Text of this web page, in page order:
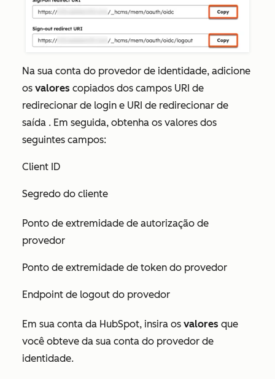
Na sua conta do provedor de identidade, adicione
os valores copiados dos campos URI de
redirecionar de login e URI de redirecionar de
saída . Em seguida, obtenha os valores dos
seguintes campos:
Client ID
Segredo do cliente
Ponto de extremidade de autorização de
provedor
Ponto de extremidade de token do provedor
Endpoint de logout do provedor
Em sua conta da HubSpot, insira os valores que
você obteve da sua conta do provedor de
identidade.